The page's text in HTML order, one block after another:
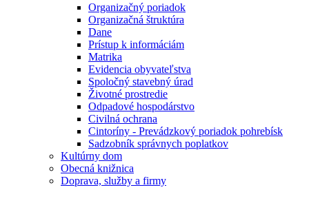
Organizačný poriadok
Organizačná štruktúra
Dane
Prístup k informáciám
Matrika
Evidencia obyvateľstva
Spoločný stavebný úrad
Životné prostredie
Odpadové hospodárstvo
Civilná ochrana
Cintoríny - Prevádzkový poriadok pohrebísk
Sadzobník správnych poplatkov
Kultúrny dom
Obecná knižnica
Doprava, služby a firmy